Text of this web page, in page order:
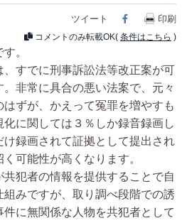
ツイート Facebook
印刷
コメントのみ転載OK( 条件はこちら )
。
すでに刑事訴訟法等改正案が可
非常に具合の悪い法案で、元々
ずが、かえって冤罪を増やすも
に関しては３％しか録音録画し
録画されて証拠として提出され
可能性が高くなります。
犯者の情報を提供することで自
みですが、取り調べ段階での誘
に無関係な人物を共犯者として